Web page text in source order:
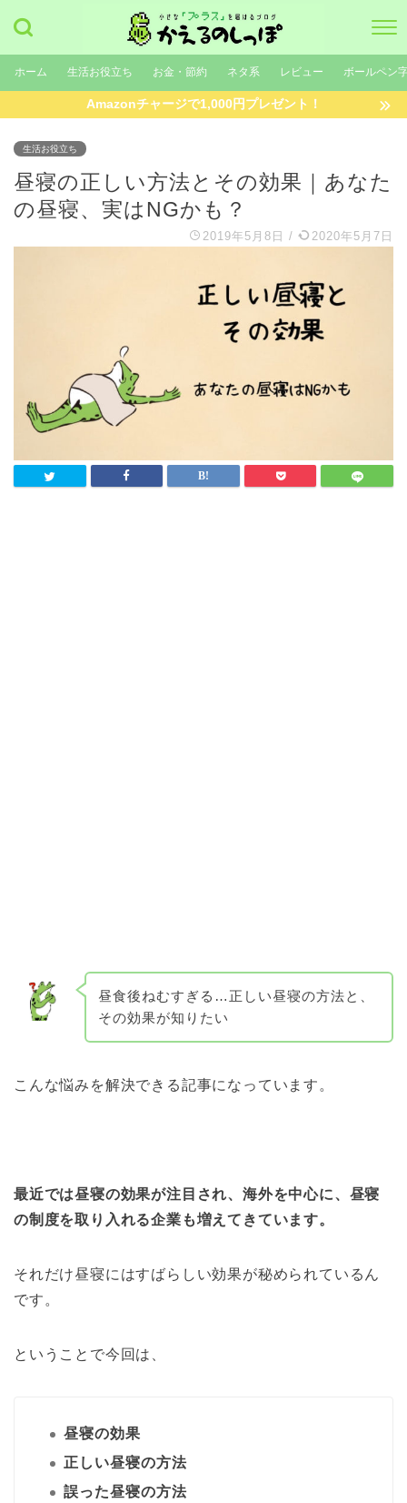
ホーム 生活お役立ち お金・節約 ネタ系 レビュー ボールペン
Amazonチャージで1,000円プレゼント！
生活お役立ち
昼寝の正しい方法とその効果｜あなた
の昼寝、実はNGかも？
2019年5月8日 / 2020年5月7日
昼食後ねむすぎる…正しい昼寝の方法と、
その効果が知りたい
こんな悩みを解決できる記事になっています。
最近では昼寝の効果が注目され、海外を中心に、昼寝
の制度を取り入れる企業も増えてきています。
それだけ昼寝にはすばらしい効果が秘められているん
です。
ということで今回は、
昼寝の効果
正しい昼寝の方法
誤った昼寝の方法